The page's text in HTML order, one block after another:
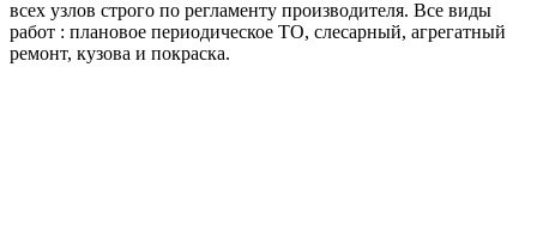
всех узлов строго по регламенту производителя. Все виды
работ : плановое периодическое ТО, слесарный, агрегатный
ремонт, кузова и покраска.